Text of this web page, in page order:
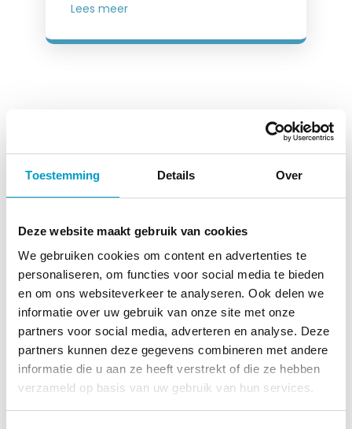
Toestemming Details Over
Deze website maakt gebruik van cookies
We gebruiken cookies om content en advertenties te
personaliseren, om functies voor social media te bieden
en om ons websiteverkeer te analyseren. Ook delen we
informatie over uw gebruik van onze site met onze
partners voor social media, adverteren en analyse. Deze
partners kunnen deze gegevens combineren met andere
informatie die u aan ze heeft verstrekt of die ze hebben
verzameld op basis van uw gebruik van hun services.
Lees meer